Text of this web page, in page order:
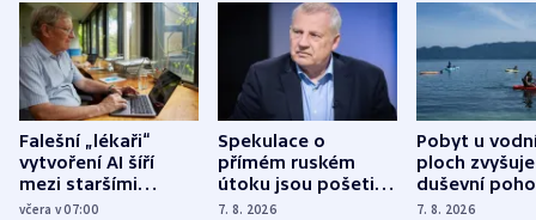
Falešní „lékaři“
vytvoření AI šíří
mezi staršími
Poláky nebezpečné
včera v 07:00
Spekulace o
přímém ruském
útoku jsou pošetilé,
míní estonský
7. 8. 2026
Pobyt u
ploch zvyšuje
duševní
ukázala
7. 8. 2026